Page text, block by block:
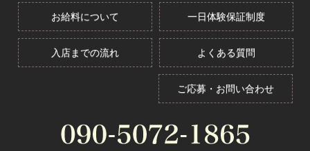
お給料について 一日体験保証制度
入店までの流れ よくある質問
ご応募・お問い合わせ